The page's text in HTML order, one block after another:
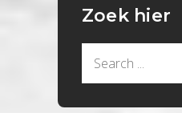
Zoek hier